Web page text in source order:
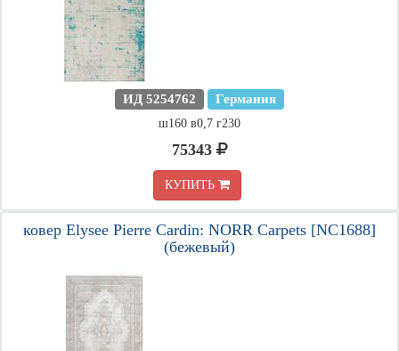
ИД 5254762 Германия
ш160 в0,7 г230
75343
КУПИТЬ
ковер Elysee Pierre Cardin: NORR Carpets [NC1688]
(бежевый)